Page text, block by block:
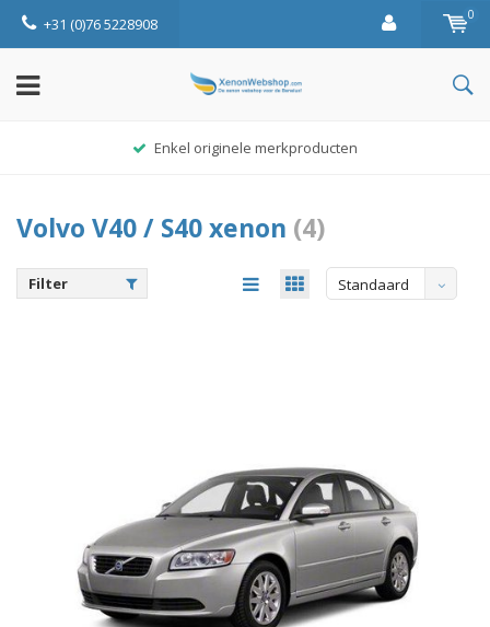
+31 (0)76 5228908 0
Enkel originele merkproducten
Volvo V40 / S40 xenon (4)
Filter Standaard